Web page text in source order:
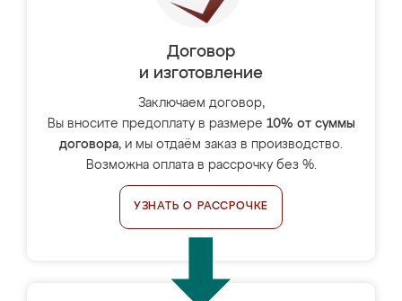
Договор
и изготовление
Заключаем договор,
Вы вносите предоплату в размере 10% от суммы
договора, и мы отдаём заказ в производство.
Возможна оплата в рассрочку без %.
УЗНАТЬ О РАССРОЧКЕ